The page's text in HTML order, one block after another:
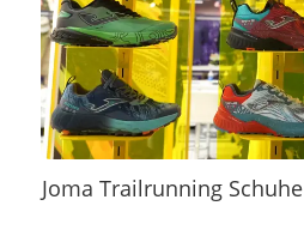
Joma Trailrunning Schuhe